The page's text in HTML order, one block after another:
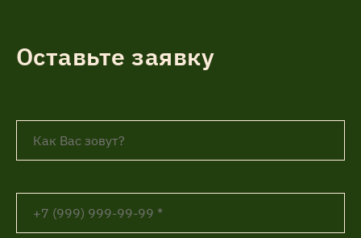
Оставьте заявку